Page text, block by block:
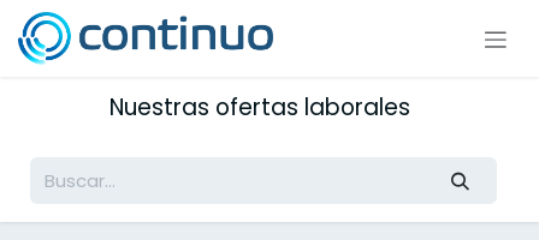
Ir al contenido
Nuestras ofertas laborales